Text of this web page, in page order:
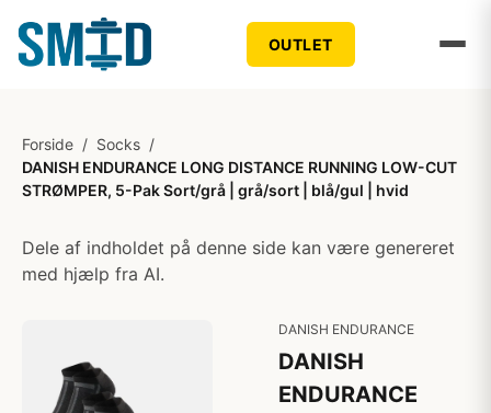
OUTLET
Forside / Socks /
DANISH ENDURANCE LONG DISTANCE RUNNING LOW-CUT
STRØMPER, 5-Pak Sort/grå | grå/sort | blå/gul | hvid
Dele af indholdet på denne side kan være genereret
med hjælp fra AI.
DANISH ENDURANCE
DANISH
ENDURANCE